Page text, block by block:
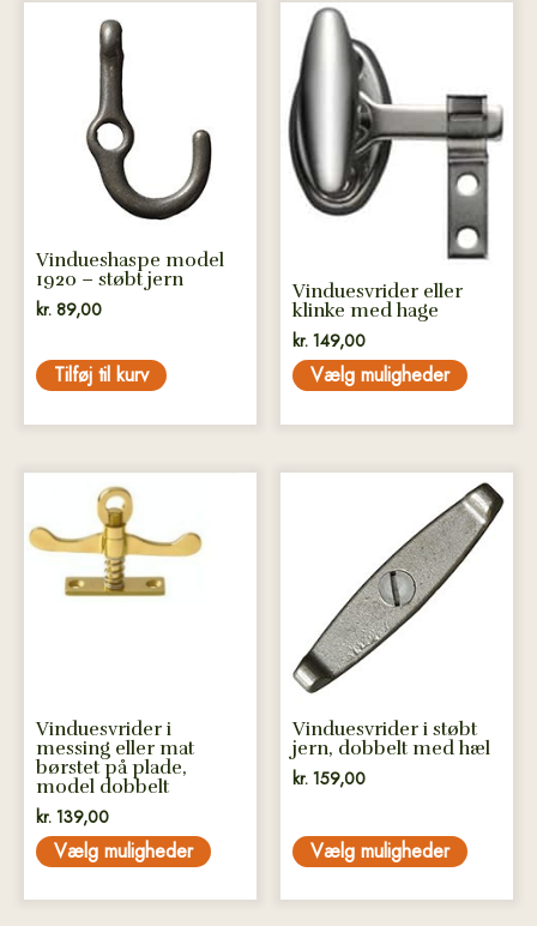
Vindueshaspe model
1920 – støbt jern
kr. 89,00
Tilføj til kurv
Vinduesvrider eller
klinke med hage
kr. 149,00
Vælg muligheder
Dette
vare
har
flere
varianter.
Mulighederne
kan
vælges
Vinduesvrider i
messing eller mat
børstet på plade,
model dobbelt
kr. 139,00
Vælg muligheder
har
flere
varianter.
varesiden
Vinduesvrider i støbt
jern, dobbelt med hæl
kr. 159,00
Vælg muligheder
varianter.
Mulighederne
kan
vælges
varesiden